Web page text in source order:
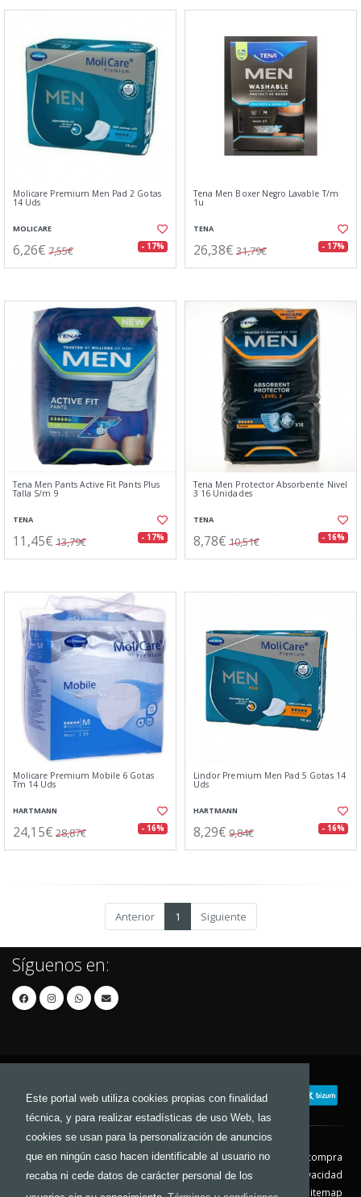
Este portal web utiliza cookies propias con finalidad
técnica, y para realizar estadísticas de uso Web, las
cookies se usan para la personalización de anuncios
que en ningún caso hacen identificable al usuario no
recaba ni cede datos de carácter personal de los
Molicare Premium Men Pad 2 Gotas
14 Uds
MOLICARE
6,26€ 7,55€ - 17%
Tena Men Boxer Negro Lavable T/m
1u
TENA
26,38€ 31,79€ - 17%
Tena Men Pants Active Fit Pants Plus
Talla S/m 9
TENA
11,45€ 13,79€ - 17%
Tena Men Protector Absorbente Nivel
3 16 Unidades
TENA
8,78€ 10,51€ - 16%
Molicare Premium Mobile 6 Gotas
Tm 14 Uds
HARTMANN
24,15€ 28,87€ - 16%
Lindor Premium Men Pad 5 Gotas 14
Uds
HARTMANN
8,29€ 9,84€ - 16%
Anterior 1 Siguiente
Síguenos en:
Contacto Aviso Legal
Condiciones de compra
Política de envíos
Política de devolución
Política de Privacidad
Política de Cookies
Sitemap